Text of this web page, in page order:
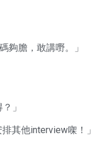
夠膽，敢講嘢。」
」
其他interview㗎！」